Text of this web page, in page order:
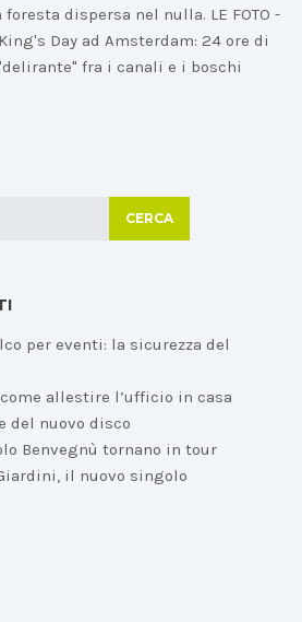
dispersa nel nulla. LE FOTO -
King's Day ad Amsterdam: 24 ore di
fra i canali e i boschi
CERCA
per eventi: la sicurezza del
allestire l’ufficio in casa
del nuovo disco
Benvegnù tornano in tour
il nuovo singolo